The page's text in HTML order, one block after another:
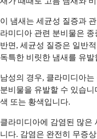
이 냄새는 세균성 질증과
라미디아 관련 분비물은 종
반면, 세균성 질증은 일반
독특한 비릿한 냄새를 유발
남성의 경우, 클라미디아
분비물을 유발할 수 있습
색 또는 황색입니다.
클라미디아에 감염된 많은
니다. 감염은 완전히 무증